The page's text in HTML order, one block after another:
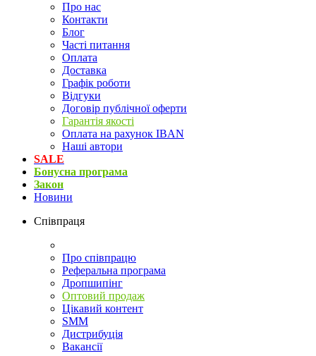
Про нас
Контакти
Блог
Часті питання
Оплата
Доставка
Графік роботи
Відгуки
Договір публічної оферти
Гарантія якості
Оплата на рахунок IBAN
Наші автори
SALE
Бонусна програма
Закон
Новини
Співпраця
Про співпрацю
Реферальна програма
Дропшипінг
Оптовий продаж
Цікавий контент
SMM
Дистрибуція
Вакансії